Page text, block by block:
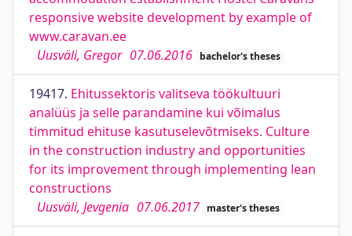
responsive website development by example of
www.caravan.ee
Uusväli, Gregor 07.06.2016 bachelor's theses
19417. Ehitussektoris valitseva töökultuuri
analüüs ja selle parandamine kui võimalus
timmitud ehituse kasutuselevõtmiseks. Culture
in the construction industry and opportunities
for its improvement through implementing lean
constructions
Uusväli, Jevgenia 07.06.2017 master's theses